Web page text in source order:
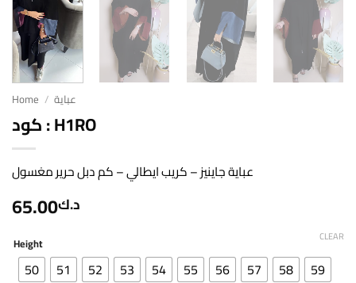
Home / عباية
كود : H1RO
عباية جاينيز – كريب ايطالي – كم دبل حرير مغسول
د.ك65.00
Height
50 51 52 53 54 55 56 57 58
59
CLEAR